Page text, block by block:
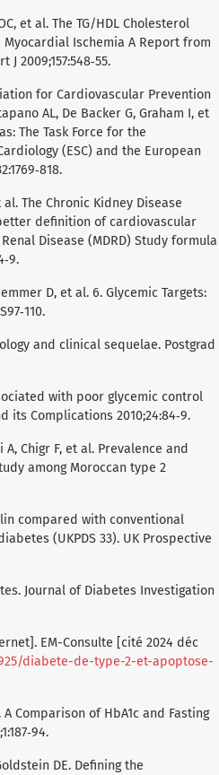
et al. The TG/HDL Cholesterol
Ischemia A Report from
2009;157:548‑55.
for Cardiovascular Prevention
AL, De Backer G, Graham I, et
The Task Force for the
(ESC) and the European
The Chronic Kidney Disease
definition of cardiovascular
Disease (MDRD) Study formula
D, et al. 6. Glycemic Targets:
and clinical sequelae. Postgrad
with poor glycemic control
its Complications 2010;24:84‑9.
Chigr F, et al. Prevalence and
among Moroccan type 2
compared with conventional
(UKPDS 33). UK Prospective
Journal of Diabetes Investigation
EM-Consulte [cité 2024 déc
diabete-de-type-2-et-apoptose-
Comparison of HbA1c and Fasting
DE. Defining the